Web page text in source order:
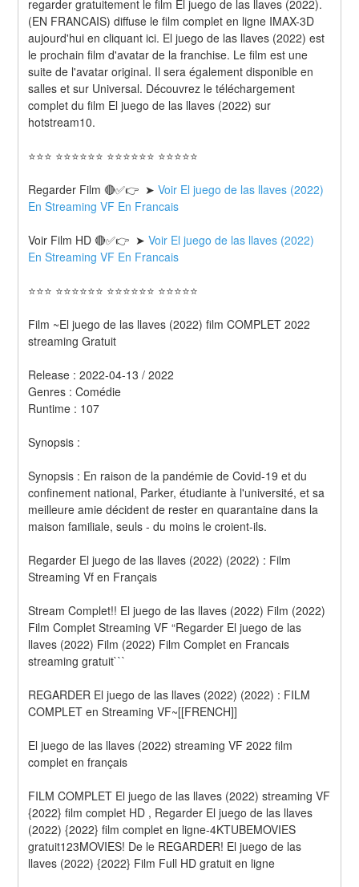
regarder gratuitement le film El juego de las llaves (2022).
(EN FRANCAIS) diffuse le film complet en ligne IMAX-3D
aujourd'hui en cliquant ici. El juego de las llaves (2022) est
le prochain film d'avatar de la franchise. Le film est une
suite de l'avatar original. Il sera également disponible en
salles et sur Universal. Découvrez le téléchargement
complet du film El juego de las llaves (2022) sur
hotstream10.
⭐⭐⭐ ⭐⭐⭐⭐⭐⭐ ⭐⭐⭐⭐⭐⭐ ⭐⭐⭐⭐⭐
Regarder Film 🔴✅👉  ➤ Voir El juego de las llaves (2022)
En Streaming VF En Francais
Voir Film HD 🔴✅👉  ➤ Voir El juego de las llaves (2022)
En Streaming VF En Francais
⭐⭐⭐ ⭐⭐⭐⭐⭐⭐ ⭐⭐⭐⭐⭐⭐ ⭐⭐⭐⭐⭐
Film ~El juego de las llaves (2022) film COMPLET 2022
streaming Gratuit
Release : 2022-04-13 / 2022
Genres : Comédie
Runtime : 107
Synopsis :
Synopsis : En raison de la pandémie de Covid-19 et du
confinement national, Parker, étudiante à l'université, et sa
meilleure amie décident de rester en quarantaine dans la
maison familiale, seuls - du moins le croient-ils.
Regarder El juego de las llaves (2022) (2022) : Film
Streaming Vf en Français
Stream Complet!! El juego de las llaves (2022) Film (2022)
Film Complet Streaming VF “Regarder El juego de las
llaves (2022) Film (2022) Film Complet en Francais
streaming gratuit```
REGARDER El juego de las llaves (2022) (2022) : FILM
COMPLET en Streaming VF~[[FRENCH]]
El juego de las llaves (2022) streaming VF 2022 film
complet en français
FILM COMPLET El juego de las llaves (2022) streaming VF
{2022} film complet HD , Regarder El juego de las llaves
(2022) {2022} film complet en ligne-4KTUBEMOVIES
gratuit123MOVIES! De le REGARDER! El juego de las
llaves (2022) {2022} Film Full HD gratuit en ligne